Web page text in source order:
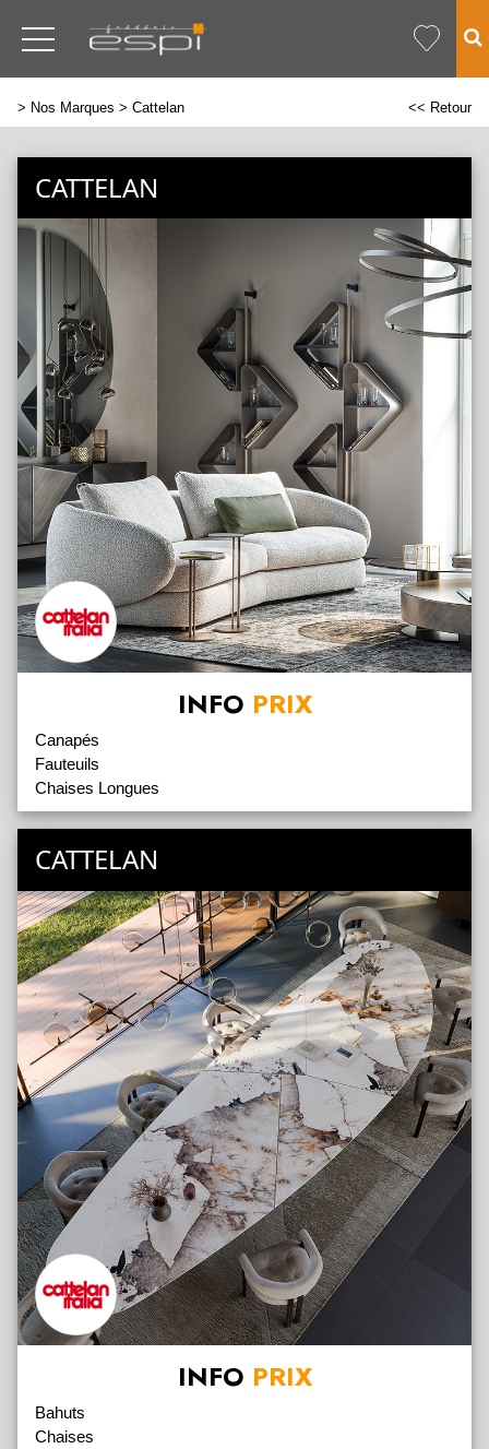
> Nos Marques > Cattelan << Retour
CATTELAN
INFO PRIX
Canapés
Fauteuils
Chaises Longues
CATTELAN
INFO PRIX
Bahuts
Chaises